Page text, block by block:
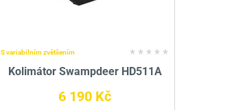
S variabilním zvětšením
Kolimátor Swampdeer HD511A
6 190 Kč